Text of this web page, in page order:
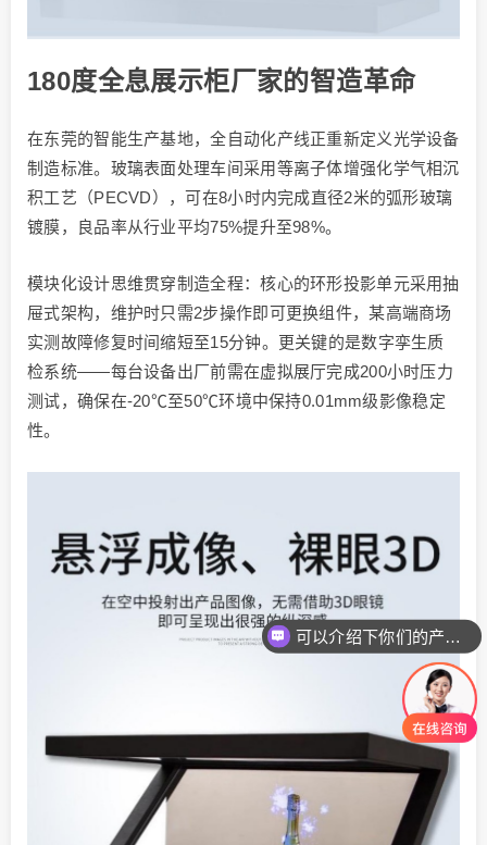
180度全息展示柜厂家的智造革命
在东莞的智能生产基地，全自动化产线正重新定义光学设备
制造标准。玻璃表面处理车间采用等离子体增强化学气相沉
积工艺（PECVD），可在8小时内完成直径2米的弧形玻璃
镀膜，良品率从行业平均75%提升至98%。
模块化设计思维贯穿制造全程：核心的环形投影单元采用抽
屉式架构，维护时只需2步操作即可更换组件，某高端商场
实测故障修复时间缩短至15分钟。更关键的是数字孪生质
检系统——每台设备出厂前需在虚拟展厅完成200小时压力
测试，确保在-20℃至50℃环境中保持0.01mm级影像稳定
性。